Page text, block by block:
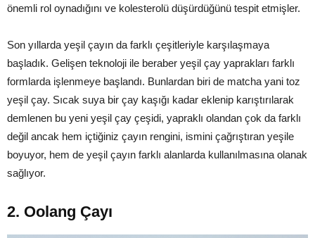
önemli rol oynadığını ve kolesterolü düşürdüğünü tespit etmişler.
Son yıllarda yeşil çayın da farklı çeşitleriyle karşılaşmaya
başladık. Gelişen teknoloji ile beraber yeşil çay yaprakları farklı
formlarda işlenmeye başlandı. Bunlardan biri de matcha yani toz
yeşil çay. Sıcak suya bir çay kaşığı kadar eklenip karıştırılarak
demlenen bu yeni yeşil çay çeşidi, yapraklı olandan çok da farklı
değil ancak hem içtiğiniz çayın rengini, ismini çağrıştıran yeşile
boyuyor, hem de yeşil çayın farklı alanlarda kullanılmasına olanak
sağlıyor.
2. Oolang Çayı